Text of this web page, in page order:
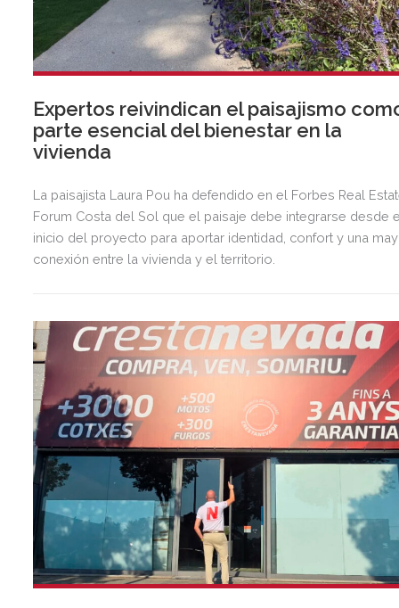
Expertos reivindican el paisajismo
parte esencial del bienestar en la
vivienda
La paisajista Laura Pou ha defendido en el Forbes Real
Forum Costa del Sol que el paisaje debe integrarse desde
inicio del proyecto para aportar identidad, confort y una
conexión entre la vivienda y el territorio.